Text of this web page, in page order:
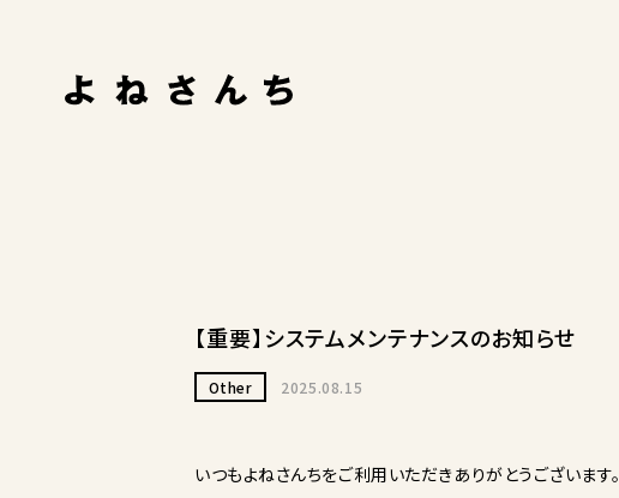
【重要】システムメンテナンスのお知らせ
Other 2025.08.15
いつもよねさんちをご利用いただきありがとうございます。